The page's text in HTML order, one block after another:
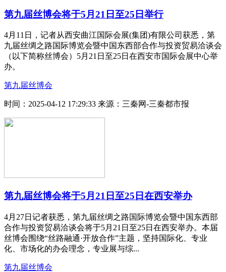
第九届丝博会将于5月21日至25日举行
4月11日，记者从西安曲江国际会展(集团)有限公司获悉，第
九届丝绸之路国际博览会暨中国东西部合作与投资贸易洽谈会
（以下简称丝博会）5月21日至25日在西安市国际会展中心举
办。
第九届丝博会
时间：2025-04-12 17:29:33 来源：三秦网-三秦都市报
第九届丝博会将于5月21日至25日在西安举办
4月27日记者获悉，第九届丝绸之路国际博览会暨中国东西部
合作与投资贸易洽谈会将于5月21日至25日在西安举办。本届
丝博会围绕“丝路融通·开放合作”主题，坚持国际化、专业
化、市场化的办会理念，专业展与综...
第九届丝博会